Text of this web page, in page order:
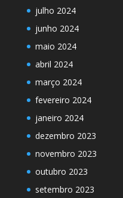
julho 2024
junho 2024
maio 2024
abril 2024
março 2024
fevereiro 2024
janeiro 2024
dezembro 2023
novembro 2023
outubro 2023
setembro 2023